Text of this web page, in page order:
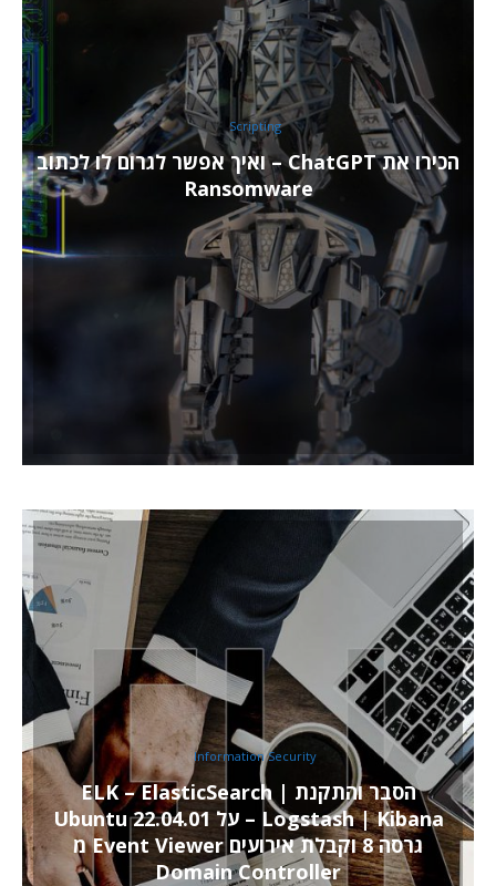
Scripting
הכירו את ChatGPT – ואיך אפשר לגרום לו לכתוב
Ransomware
Information Security
הסבר והתקנת ELK – ElasticSearch |
Logstash | Kibana – על Ubuntu 22.04.01
גרסה 8 וקבלת אירועים Event Viewer מ
Domain Controller